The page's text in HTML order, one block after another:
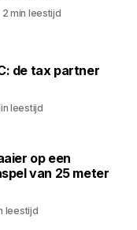
2 min leestijd
de tax partner
leestijd
op een
van 25 meter
leestijd